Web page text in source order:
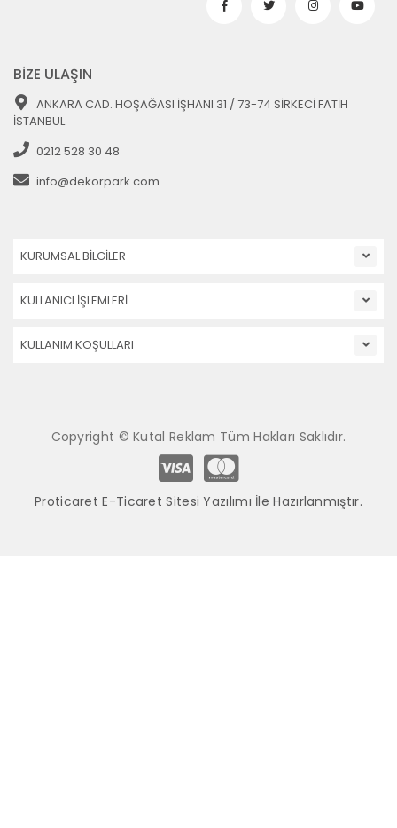
BİZE ULAŞIN
ANKARA CAD. HOŞAĞASI İŞHANI 31 / 73-74 SİRKECİ FATİH
İSTANBUL
0212 528 30 48
info@dekorpark.com
KURUMSAL BİLGİLER
KULLANICI İŞLEMLERİ
KULLANIM KOŞULLARI
Copyright © Kutal Reklam Tüm Hakları Saklıdır.
Proticaret E-Ticaret Sitesi Yazılımı İle Hazırlanmıştır.